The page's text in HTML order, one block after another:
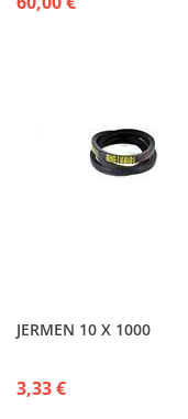
JERMEN 10 X 1000
3,33 €